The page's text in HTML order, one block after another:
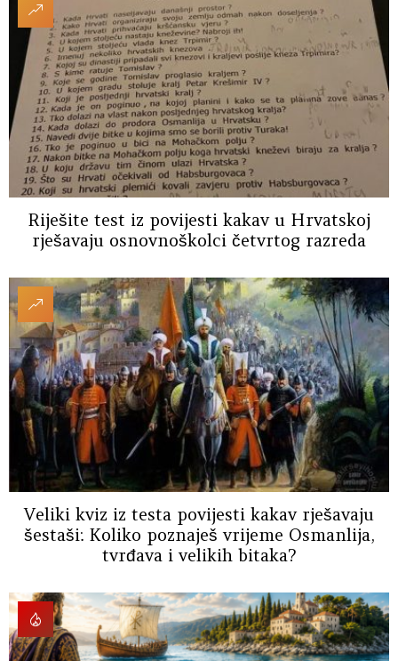
Riješite test iz povijesti kakav u Hrvatskoj
rješavaju osnovnoškolci četvrtog razreda
Veliki kviz iz testa povijesti kakav rješavaju
šestaši: Koliko poznaješ vrijeme Osmanlija,
tvrđava i velikih bitaka?